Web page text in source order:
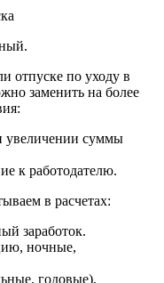
отпуске по уходу в
заменить на более
увеличении суммы
к работодателю.
в расчетах:
заработок.
ночные,
годовые),